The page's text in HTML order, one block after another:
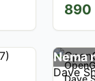
890
Nema
Dave